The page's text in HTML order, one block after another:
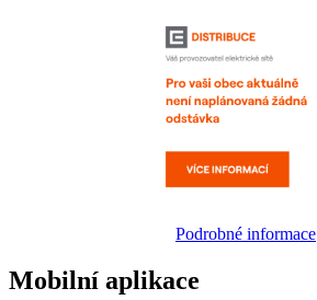
Podrobné informace
Mobilní aplikace